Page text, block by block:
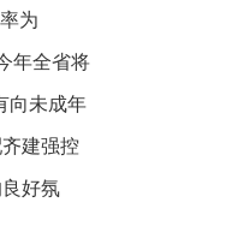
为
年全省将
向未成年
建强控
好氛